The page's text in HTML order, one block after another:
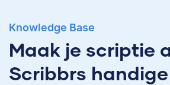
Knowledge Base
Maak je scriptie
Scribbrs